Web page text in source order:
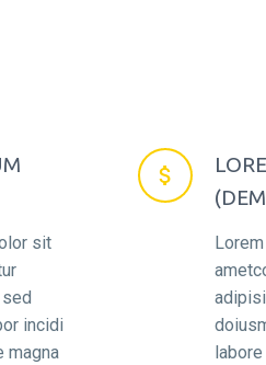
sit
incidi
magna

